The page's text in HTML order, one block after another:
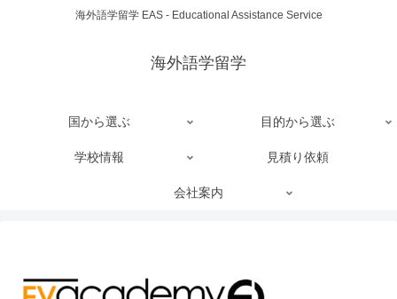
海外語学留学 EAS - Educational Assistance Service
海外語学留学
国から選ぶ 目的から選ぶ
学校情報 見積り依頼
会社案内